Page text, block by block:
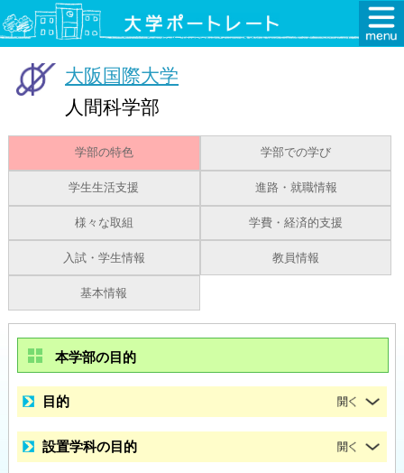
大阪国際大学
人間科学部
学部の特色 学部での学び
学生生活支援 進路・就職情報
様々な取組 学費・経済的支援
入試・学生情報 教員情報
基本情報
本学部の目的
目的
設置学科の目的